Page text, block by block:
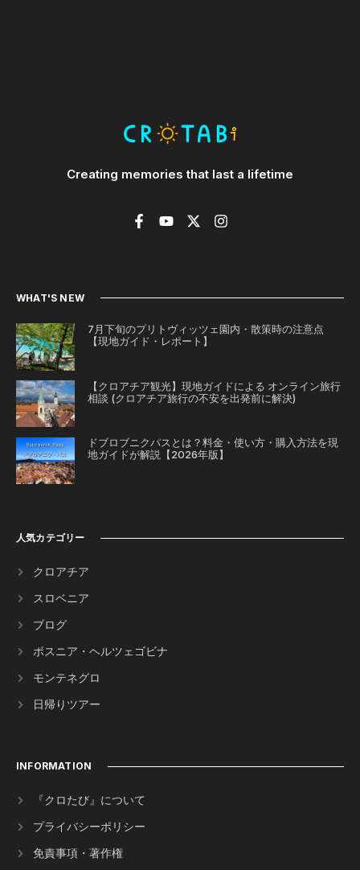
Creating memories that last a lifetime
WHAT'S NEW
7月下旬のプリトヴィッツェ園内・散策時の注意点
【現地ガイド・レポート】
【クロアチア観光】現地ガイドによる オンライン旅行
相談 (クロアチア旅行の不安を出発前に解決)
ドブロブニクパスとは？料金・使い方・購入方法を現
地ガイドが解説【2026年版】
人気カテゴリー
クロアチア
スロベニア
ブログ
ボスニア・ヘルツェゴビナ
モンテネグロ
日帰りツアー
INFORMATION
『クロたび』について
プライバシーポリシー
免責事項・著作権